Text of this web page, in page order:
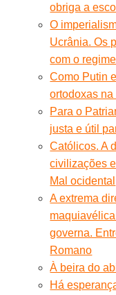
obriga a
O
Ucrânia. Os
com o regime
Como Putin
ortodoxas na
Para o
justa e útil
Católicos. A
civilizações
Mal ocidental
A extrema
governa.
Romano
À beira do
Há